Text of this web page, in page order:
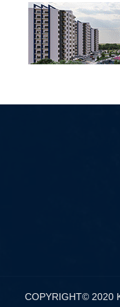
COPYRIGHT© 2020